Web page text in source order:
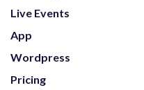
Live Events
App
Wordpress
Pricing